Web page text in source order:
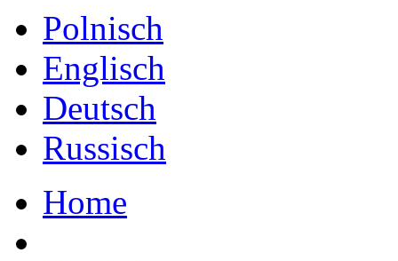
Polnisch
Englisch
Deutsch
Russisch
Home